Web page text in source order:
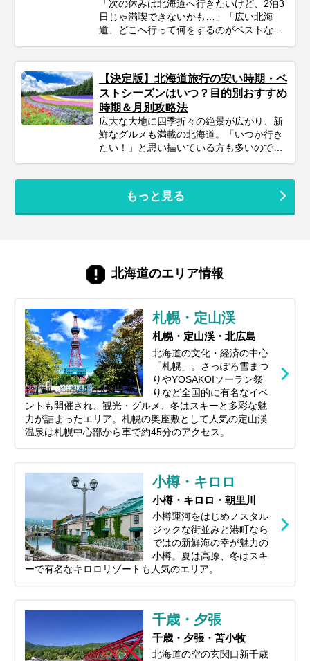
対喜ぶおすすめスポット＆アクティビテ
ィ、ホテル選びの秘訣、そしてあると便利
な持ち物や注意点まで、パパママ目線で徹
る北海道旅行を実現しましょう♪
「次の休みは北海道へ行きたいけど、2泊3
日じゃ満喫できないかも…」「広い北海
道、どこへ行って何をするのがベストな
な自然、美味しいグルメ、心癒される景色
をたっぷり楽しむことは可能です！この記
事では、忙しいあなたのために、2泊3日の
北海道旅行を最大限に楽しむための計画の
立て方から、エリア別の魅力、旅を充実さ
せるための秘訣まで、ぎゅっと凝縮してお
届けします。あなただけの特別な北海道旅
行を実現するためのヒントを見つけて、最
【決定版】北海道旅行の安い時期・ベ
ストシーズンはいつ？目的別おすすめ
時期＆月別攻略法
広大な大地に四季折々の絶景が広がり、新
鮮なグルメも満載の北海道。「いつか行き
たい！」と思い描いている方も多いのでは
シーズンはいつ？」と迷ってしまいますよ
ね。北海道は訪れる季節によって、気候は
い！」という想いを叶えるためには、ベス
トシーズン選びがとても重要。この記事で
るコツまで、北海道旅行を120%楽しむた
めの情報をお届けします！
もっと見る
北海道のエリア情報
札幌・定山渓
札幌・定山渓・北広島
北海道の文化・経済の中心
「札幌」。さっぽろ雪まつ
りやYOSAKOIソーラン祭
りなど全国的に有名なイベ
ントも開催され、観光・グルメ、冬はスキーと多彩な魅
力が詰まったエリア。札幌の奥座敷として人気の定山渓
温泉は札幌中心部から車で約45分のアクセス。
小樽・キロロ
小樽・キロロ・朝里川
小樽運河をはじめノスタル
ジックな街並みと港町なら
ではの新鮮海の幸が魅力の
小樽。夏は高原、冬はスキ
ーで有名なキロロリゾートも人気のエリア。
千歳・夕張
千歳・夕張・苫小牧
北海道の空の玄関口新千歳